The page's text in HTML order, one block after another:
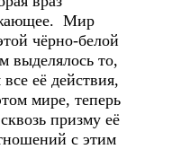
Мир
чёрно-белой
выделялось то,
её действия,
мире, теперь
призму её
с этим